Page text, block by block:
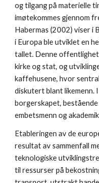
og tilgang på materielle
imøtekommes gjennom
Habermas (2002) viser
i Europa ble utviklet en
tallet. Denne
kirke og stat, og
kaffehusene, hvor
diskutert blant likemenn.
borgerskapet,
embetsmenn og
Etableringen av de
resultat av sammenfall
teknologiske
til ressurser på